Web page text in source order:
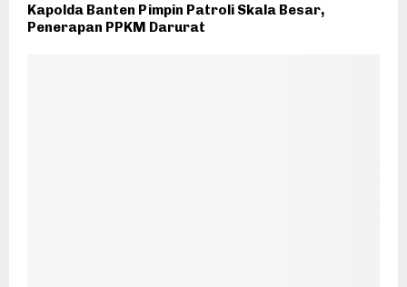
Kapolda Banten Pimpin Patroli Skala Besar,
Penerapan PPKM Darurat